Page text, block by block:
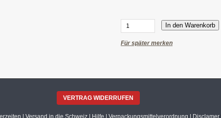
In den Warenkorb
Für später merken
VERTRAG WIDERRUFEN
Versand in die Schweiz| Hilfe Verpackungsmittelverordnung Disclamer|